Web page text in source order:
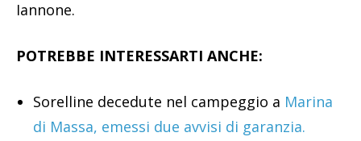
Iannone.
POTREBBE INTERESSARTI ANCHE:
Sorelline decedute nel campeggio a Marina
di Massa, emessi due avvisi di garanzia.